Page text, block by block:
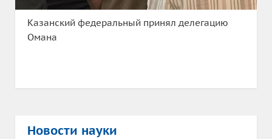
Казанский федеральный принял делегацию
Омана
Новости науки